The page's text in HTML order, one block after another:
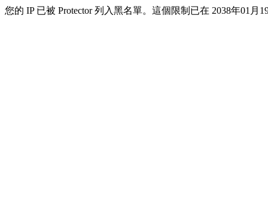
您的 IP 已被 Protector 列入黑名單。這個限制已在 2038年01月